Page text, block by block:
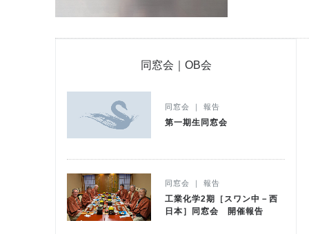
同窓会｜OB会
同窓会 ｜ 報告
第一期生同窓会
同窓会 ｜ 報告
工業化学2期［スワン中－西
日本］同窓会 開催報告